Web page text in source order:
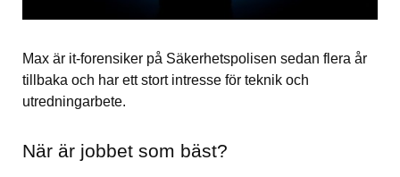
Max är it-forensiker på Säkerhetspolisen sedan flera år
tillbaka och har ett stort intresse för teknik och
utredningarbete.
När är jobbet som bäst?